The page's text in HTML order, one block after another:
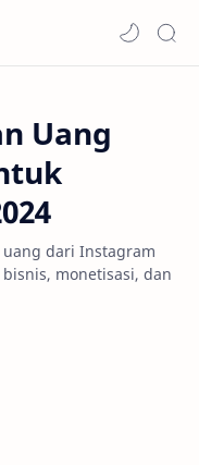
Uang
dari Instagram
monetisasi, dan